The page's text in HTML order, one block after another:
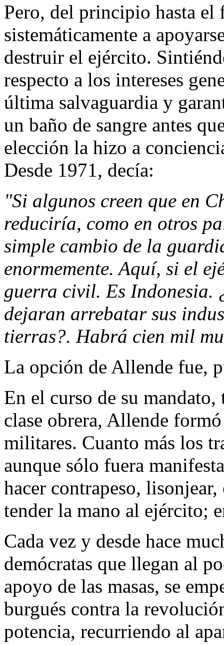
Pero, del principio hasta el
sistemáticamente a
destruir el ejército.
respecto a los intereses
última salvaguardia y
un baño de sangre antes
elección la hizo a
Desde 1971, decía:
"Si algunos creen que en
reduciría, como en otros
simple cambio de la
enormemente. Aquí, si el
guerra civil. Es Indonesia.
dejaran arrebatar sus
tierras?. Habrá cien mil
La opción de Allende fue,
En el curso de su
clase obrera, Allende
militares. Cuanto más los
aunque sólo fuera
hacer contrapeso,
tender la mano al ejército;
Cada vez y desde hace
demócratas que llegan al
apoyo de las masas, se
burgués contra la
potencia, recurriendo al